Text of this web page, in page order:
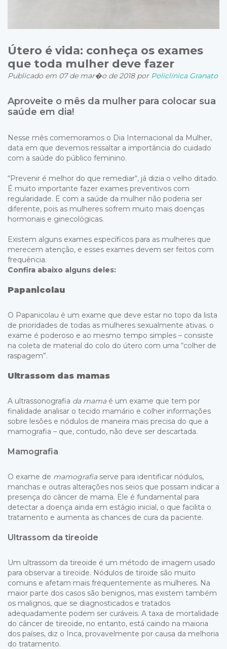
Útero é vida: conheça os exames
que toda mulher deve fazer
Publicado em 07 de mar�o de 2018 por Policlínica Granato
Aproveite o mês da mulher para colocar sua
saúde em dia!
Nesse mês comemoramos o Dia Internacional da Mulher,
data em que devemos ressaltar a importância do cuidado
com a saúde do público feminino.
“Prevenir é melhor do que remediar“, já dizia o velho ditado.
É muito importante fazer exames preventivos com
regularidade. E com a saúde da mulher não poderia ser
diferente, pois as mulheres sofrem muito mais doenças
hormonais e ginecológicas.
Existem alguns exames específicos para as mulheres que
merecem atenção, e esses exames devem ser feitos com
frequência.
Confira abaixo alguns deles:
Papanicolau
O Papanicolau é um exame que deve estar no topo da lista
de prioridades de todas as mulheres sexualmente ativas. o
exame é poderoso e ao mesmo tempo simples – consiste
na coleta de material do colo do útero com uma “colher de
raspagem”.
Ultrassom das mamas
A ultrassonografia da mamaé um exame que tem por
finalidade analisar o tecido mamário e colher informações
sobre lesões e nódulos de maneira mais precisa do que a
mamografia – que, contudo, não deve ser descartada.
Mamografia
O exame de mamografiaserve para identificar nódulos,
manchas e outras alterações nos seios que possam indicar a
presença do câncer de mama. Ele é fundamental para
detectar a doença ainda em estágio inicial, o que facilita o
tratamento e aumenta as chances de cura da paciente.
Ultrassom da tireoide
Um ultrassom da tireoide é um método de imagem usado
para observar a tireoide. Nódulos de tiroide são muito
comuns e afetam mais frequentemente as mulheres. Na
maior parte dos casos são benignos, mas existem também
os malignos, que se diagnosticados e tratados
adequadamente podem ser curáveis. A taxa de mortalidade
do câncer de tireoide, no entanto, está caindo na maioria
dos países, diz o Inca, provavelmente por causa da melhoria
do tratamento.